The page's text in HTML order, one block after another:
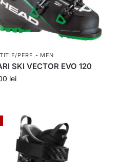
PERF.- MEN
SKI VECTOR EVO 120
lei